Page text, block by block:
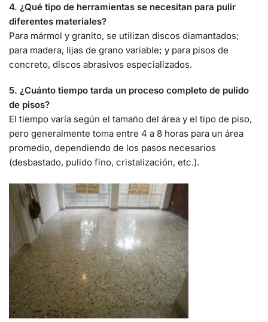
4. ¿Qué tipo de herramientas se necesitan para pulir
diferentes materiales?
Para mármol y granito, se utilizan discos diamantados;
para madera, lijas de grano variable; y para pisos de
concreto, discos abrasivos especializados.
5. ¿Cuánto tiempo tarda un proceso completo de pulido
de pisos?
El tiempo varía según el tamaño del área y el tipo de piso,
pero generalmente toma entre 4 a 8 horas para un área
promedio, dependiendo de los pasos necesarios
(desbastado, pulido fino, cristalización, etc.).